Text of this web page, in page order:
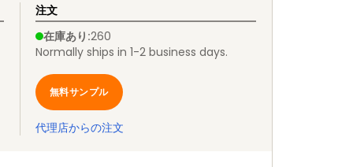
注文
在庫あり :260
Normally ships in 1-2 business days.
無料サンプル
代理店からの注文